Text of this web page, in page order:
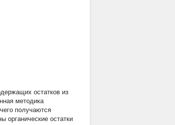
остатков из
методика
получаются
органические остатки